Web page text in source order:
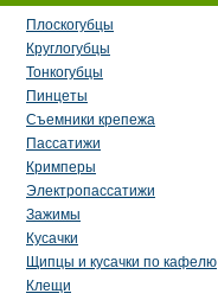
Плоскогубцы
Круглогубцы
Тонкогубцы
Пинцеты
Съемники крепежа
Пассатижи
Кримперы
Электропассатижи
Зажимы
Кусачки
Щипцы и кусачки по кафелю
Клещи